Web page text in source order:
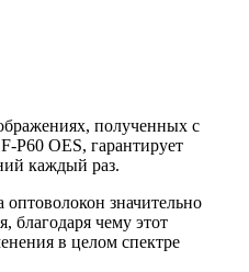
полученных с
P60 OES, гарантирует
каждый раз.
значительно
благодаря чему этот
в целом спектре